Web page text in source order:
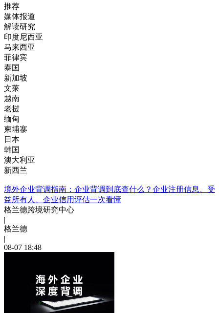
推荐
媒体报道
解读研究
印度尼西亚
马来西亚
菲律宾
泰国
新加坡
文莱
越南
老挝
缅甸
柬埔寨
日本
韩国
澳大利亚
新西兰
境外企业背调指南：企业背调到底查什么？企业注册信息、受
益所有人、企业信用评估一次看懂
格兰德跨境研究中心
|
格兰德
|
08-07 18:48